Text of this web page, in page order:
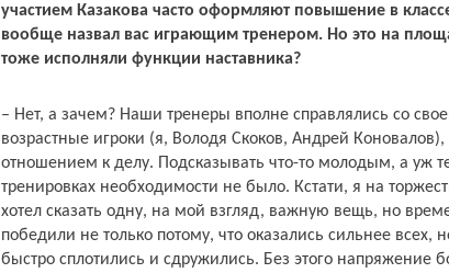
участием Казакова часто оформляют повышение в
вообще назвал вас играющим тренером. Но это на
тоже исполняли функции наставника?
– Нет, а зачем? Наши тренеры вполне справлялись со
возрастные игроки (я, Володя Скоков, Андрей
отношением к делу. Подсказывать что-то молодым, а уж
тренировках необходимости не было. Кстати, я на
хотел сказать одну, на мой взгляд, важную вещь, но
победили не только потому, что оказались сильнее всех,
быстро сплотились и сдружились. Без этого напряжение